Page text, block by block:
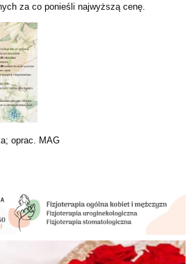
za co ponieśli najwyższą cenę.
oprac. MAG